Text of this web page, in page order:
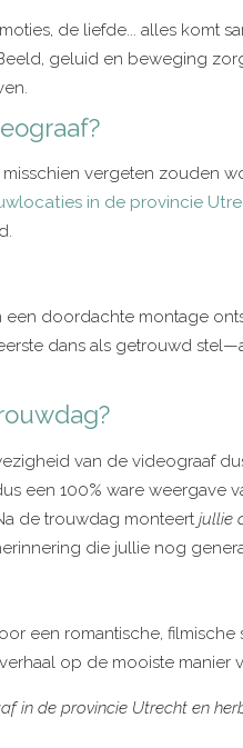
de liefde... alles komt
geluid en beweging
vergeten zouden
in de provincie
doordachte montage
dans als getrouwd
van de videograaf
een 100% ware weergave
de trouwdag monteert jullie
die jullie nog
een romantische,
op de mooiste manier
in de provincie Utrecht en